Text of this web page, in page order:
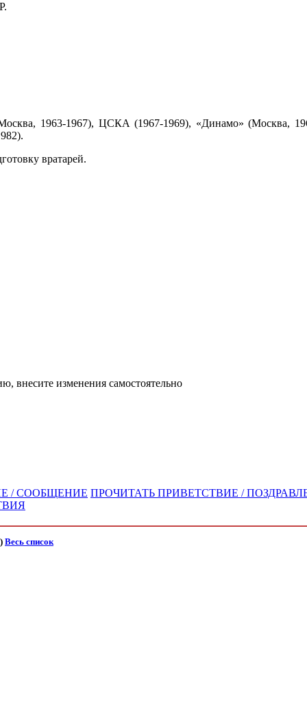
1963-1967), ЦСКА (1967-1969), «Динамо» (Москва,
вратарей.
изменения самостоятельно
/ СООБЩЕНИЕ ПРОЧИТАТЬ ПРИВЕТСТВИЕ /
Весь список